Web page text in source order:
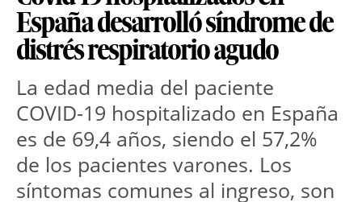
España desarrolló síndrome de
distrés respiratorio agudo
La edad media del paciente
COVID-19 hospitalizado en España
es de 69,4 años, siendo el 57,2%
de los pacientes varones. Los
síntomas comunes al ingreso, son